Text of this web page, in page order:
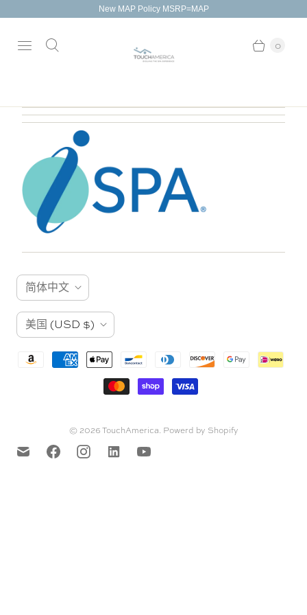
New MAP Policy MSRP=MAP
0
语
言
简体中文
国
家
美国 (USD $)
© 2026TouchAmerica. Powerd by Shopify